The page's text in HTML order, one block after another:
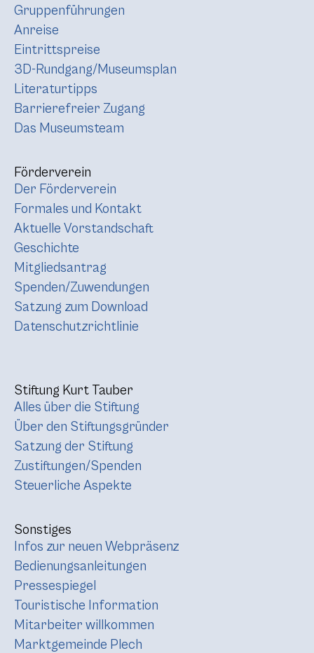
Gruppenführungen
Anreise
Eintrittspreise
3D-Rundgang/Museumsplan
Literaturtipps
Barrierefreier Zugang
Das Museumsteam
Förderverein
Der Förderverein
Formales und Kontakt
Aktuelle Vorstandschaft
Geschichte
Mitgliedsantrag
Spenden/Zuwendungen
Satzung zum Download
Datenschutzrichtlinie
Stiftung Kurt Tauber
Alles über die Stiftung
Über den Stiftungsgründer
Satzung der Stiftung
Zustiftungen/Spenden
Steuerliche Aspekte
Sonstiges
Infos zur neuen Webpräsenz
Bedienungsanleitungen
Pressespiegel
Touristische Information
Mitarbeiter willkommen
Marktgemeinde Plech